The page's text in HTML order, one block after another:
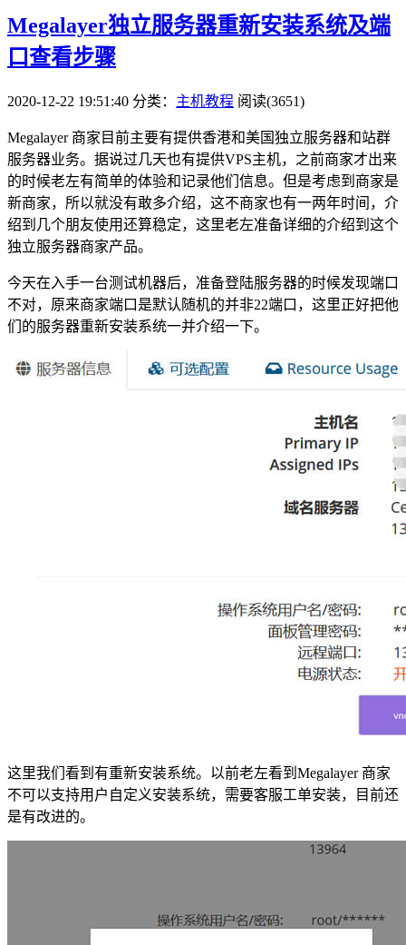
Megalayer独立服务器重新安装系统及端
口查看步骤
2020-12-22 19:51:40 分类： 主机教程 阅读(3651)
Megalayer 商家目前主要有提供香港和美国独立服务器和站群
服务器业务。据说过几天也有提供VPS主机，之前商家才出来
的时候老左有简单的体验和记录他们信息。但是考虑到商家是
新商家，所以就没有敢多介绍，这不商家也有一两年时间，介
绍到几个朋友使用还算稳定，这里老左准备详细的介绍到这个
独立服务器商家产品。
今天在入手一台测试机器后，准备登陆服务器的时候发现端口
不对，原来商家端口是默认随机的并非22端口，这里正好把他
们的服务器重新安装系统一并介绍一下。
这里我们看到有重新安装系统。以前老左看到Megalayer 商家
不可以支持用户自定义安装系统，需要客服工单安装，目前还
是有改进的。